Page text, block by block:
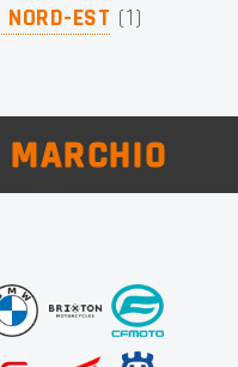
NORD-EST (1)
MARCHIO